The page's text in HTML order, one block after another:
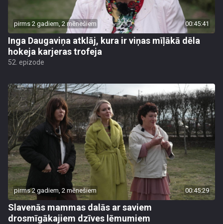
pirms 2 gadiem, 2 mēnešiem 00:45:41
Inga Daugaviņa atklāj, kura ir viņas mīļākā dēla
hokeja karjeras trofeja
52. epizode
pirms 2 gadiem, 2 mēnešiem 00:45:29
Slavenās mammas dalās ar saviem
drosmīgākajiem dzīves lēmumiem